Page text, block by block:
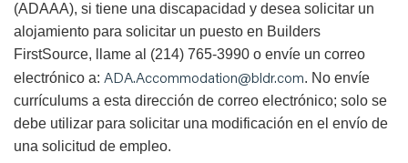
(ADAAA), si tiene una discapacidad y desea solicitar un
alojamiento para solicitar un puesto en Builders
FirstSource, llame al (214) 765-3990 o envíe un correo
electrónico a: ADA.Accommodation@bldr.com. No envíe
currículums a esta dirección de correo electrónico; solo se
debe utilizar para solicitar una modificación en el envío de
una solicitud de empleo.